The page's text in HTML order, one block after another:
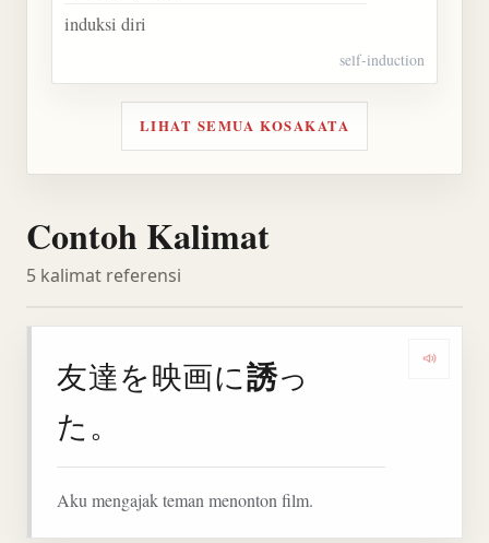
induksi diri
self-induction
LIHAT SEMUA KOSAKATA
Contoh Kalimat
5 kalimat referensi
友達を映画に誘っ
た。
Aku mengajak teman menonton film.